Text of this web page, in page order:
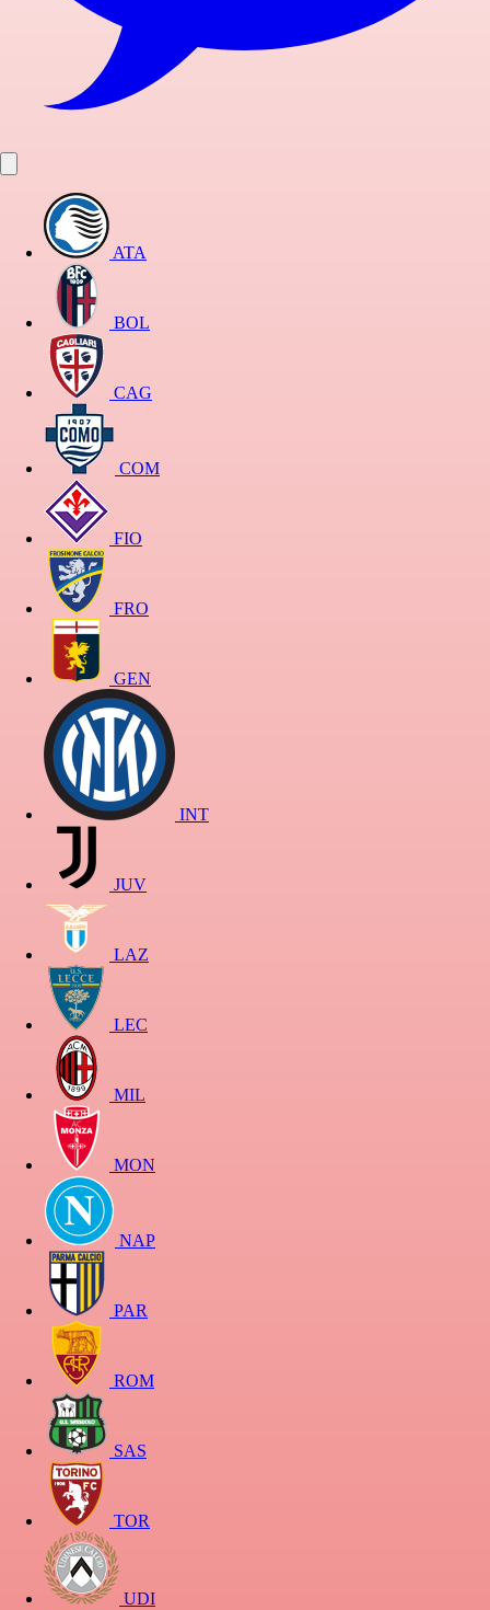
ATA
BOL
CAG
COM
FIO
FRO
GEN
INT
JUV
LAZ
LEC
MIL
MON
NAP
PAR
ROM
SAS
TOR
UDI